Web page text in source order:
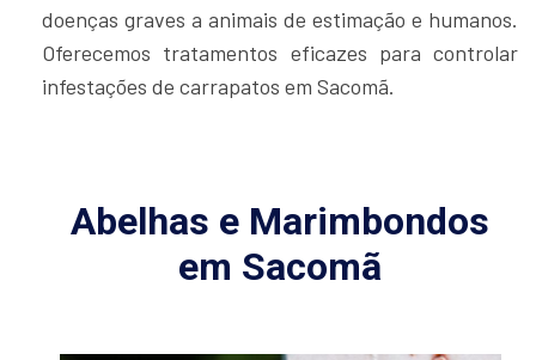
doenças graves a animais de estimação e humanos.
Oferecemos tratamentos eficazes para controlar
infestações de carrapatos em Sacomã.
Abelhas e Marimbondos
em Sacomã